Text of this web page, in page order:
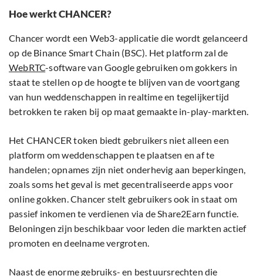
Hoe werkt CHANCER?
Chancer wordt een Web3-applicatie die wordt gelanceerd
op de Binance Smart Chain (BSC). Het platform zal de
WebRTC-software van Google gebruiken om gokkers in
staat te stellen op de hoogte te blijven van de voortgang
van hun weddenschappen in realtime en tegelijkertijd
betrokken te raken bij op maat gemaakte in-play-markten.
Het CHANCER token biedt gebruikers niet alleen een
platform om weddenschappen te plaatsen en af te
handelen; opnames zijn niet onderhevig aan beperkingen,
zoals soms het geval is met gecentraliseerde apps voor
online gokken. Chancer stelt gebruikers ook in staat om
passief inkomen te verdienen via de Share2Earn functie.
Beloningen zijn beschikbaar voor leden die markten actief
promoten en deelname vergroten.
Naast de enorme gebruiks- en bestuursrechten die